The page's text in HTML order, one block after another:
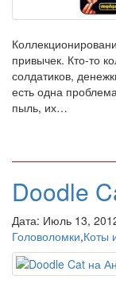
привычек. Кто-то
солдатиков,
есть одна
пыль, их…
Doodle
Дата: Июль 13,
Головоломки,Коты